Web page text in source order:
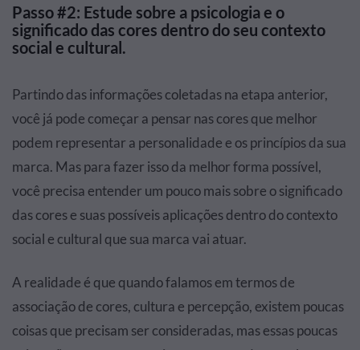
Passo #2: Estude sobre a psicologia e o
significado das cores dentro do seu contexto
social e cultural.
Partindo das informações coletadas na etapa anterior,
você já pode começar a pensar nas cores que melhor
podem representar a personalidade e os princípios da sua
marca. Mas para fazer isso da melhor forma possível,
você precisa entender um pouco mais sobre o significado
das cores e suas possíveis aplicações dentro do contexto
social e cultural que sua marca vai atuar.
A realidade é que quando falamos em termos de
associação de cores, cultura e percepção, existem poucas
coisas que precisam ser consideradas, mas essas poucas